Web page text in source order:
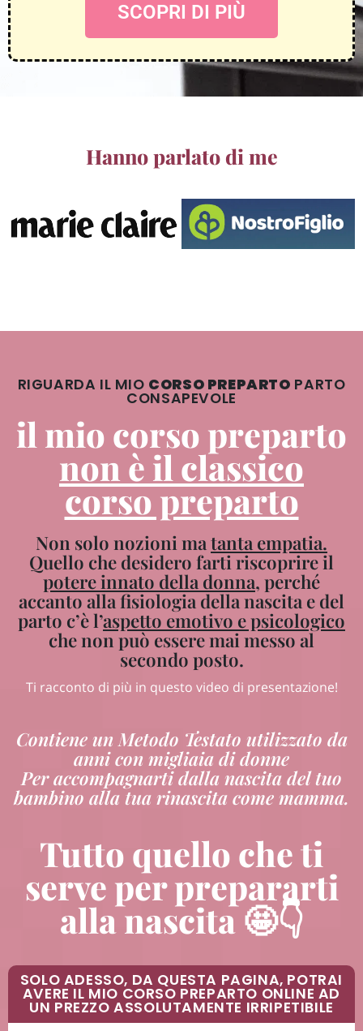
SCOPRI DI PIÙ
Hanno parlato di me
RIGUARDA IL MIO CORSO PREPARTO PARTO
CONSAPEVOLE
il mio corso preparto
non è il classico
corso preparto
Non solo nozioni ma tanta empatia.
Quello che desidero farti riscoprire il
potere innato della donna, perché
accanto alla fisiologia della nascita e del
parto c’è l’aspetto emotivo e psicologico
che non può essere mai messo al
secondo posto.
Ti racconto di più in questo video di presentazione!
Contiene un Metodo Testato utilizzato da
anni con migliaia di donne
Per accompagnarti dalla nascita del tuo
bambino alla tua rinascita come mamma.
Tutto quello che ti
serve per prepararti
alla nascita 🤩👇
SOLO ADESSO, DA QUESTA PAGINA, POTRAI
AVERE IL MIO CORSO PREPARTO ONLINE AD
UN PREZZO ASSOLUTAMENTE IRRIPETIBILE